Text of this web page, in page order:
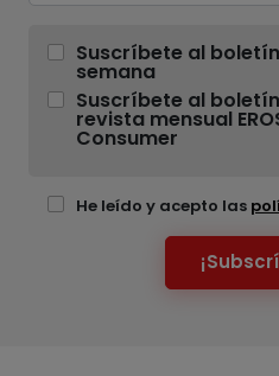
Suscríbete al
semana
Suscríbete al
revista mensual
Consumer
He leído y acepto las